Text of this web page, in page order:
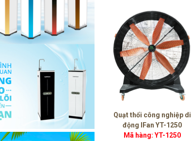
Quạt thổi công nghiệp di
động IFan YT-1250
Mã hàng: YT-1250